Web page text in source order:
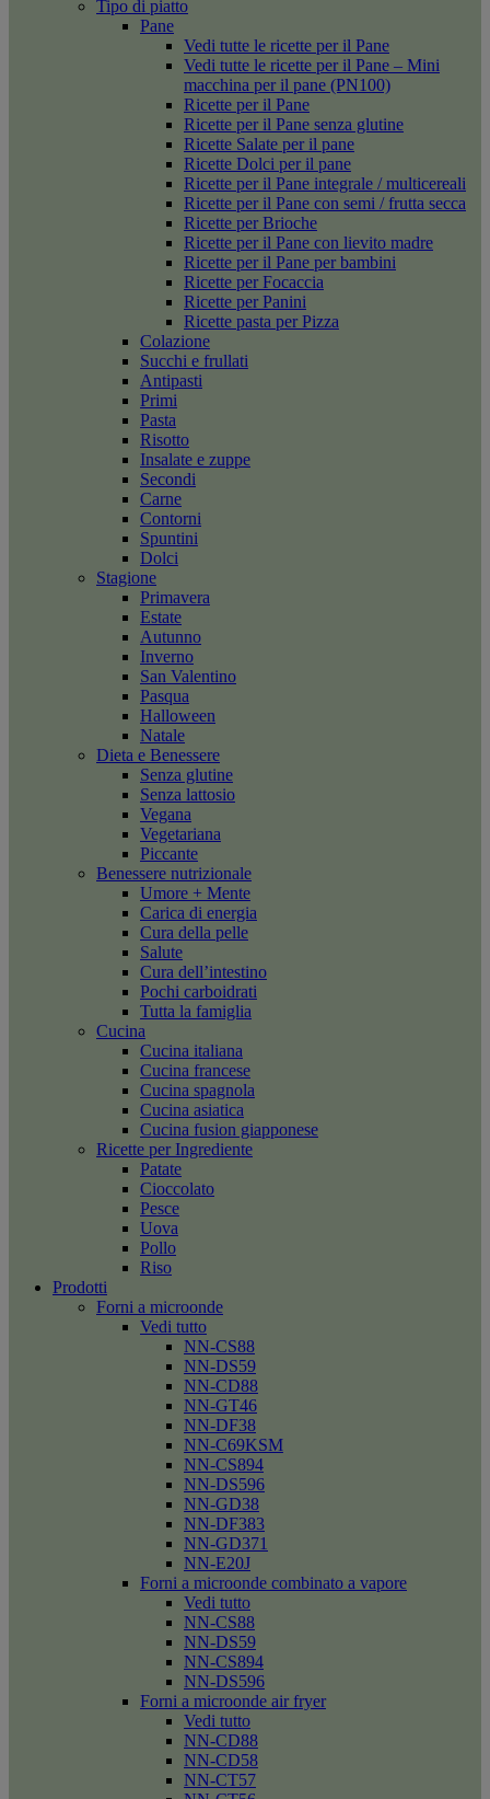
Tipo di piatto
Pane
Vedi tutte le ricette per il Pane
Vedi tutte le ricette per il Pane – Mini
macchina per il pane (PN100)
Ricette per il Pane
Ricette per il Pane senza glutine
Ricette Salate per il pane
Ricette Dolci per il pane
Ricette per il Pane integrale / multicereali
Ricette per il Pane con semi / frutta secca
Ricette per Brioche
Ricette per il Pane con lievito madre
Ricette per il Pane per bambini
Ricette per Focaccia
Ricette per Panini
Ricette pasta per Pizza
Colazione
Succhi e frullati
Antipasti
Primi
Pasta
Risotto
Insalate e zuppe
Secondi
Carne
Contorni
Spuntini
Dolci
Stagione
Primavera
Estate
Autunno
Inverno
San Valentino
Pasqua
Halloween
Natale
Dieta e Benessere
Senza glutine
Senza lattosio
Vegana
Vegetariana
Piccante
Benessere nutrizionale
Umore + Mente
Carica di energia
Cura della pelle
Salute
Cura dell’intestino
Pochi carboidrati
Tutta la famiglia
Cucina
Cucina italiana
Cucina francese
Cucina spagnola
Cucina asiatica
Cucina fusion giapponese
Ricette per Ingrediente
Patate
Cioccolato
Pesce
Uova
Pollo
Riso
Prodotti
Forni a microonde
Vedi tutto
NN-CS88
NN-DS59
NN-CD88
NN-GT46
NN-DF38
NN-C69KSM
NN-CS894
NN-DS596
NN-GD38
NN-DF383
NN-GD371
NN-E20J
Forni a microonde combinato a vapore
Vedi tutto
NN-CS88
NN-DS59
NN-CS894
NN-DS596
Forni a microonde air fryer
Vedi tutto
NN-CD88
NN-CD58
NN-CT57